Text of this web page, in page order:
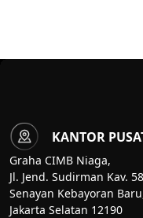
KANTOR
Graha CIMB Niaga,
Jl. Jend. Sudirman Kav.
Senayan Kebayoran
Jakarta Selatan 12190